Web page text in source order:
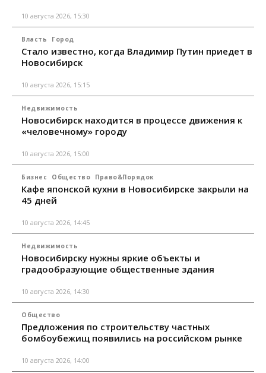
10 августа 2026, 15:30
Власть Город
Стало известно, когда Владимир Путин приедет в
Новосибирск
10 августа 2026, 15:15
Недвижимость
Новосибирск находится в процессе движения к
«человечному» городу
10 августа 2026, 15:00
Бизнес Общество Право&Порядок
Кафе японской кухни в Новосибирске закрыли на
45 дней
10 августа 2026, 14:45
Недвижимость
Новосибирску нужны яркие объекты и
градообразующие общественные здания
10 августа 2026, 14:30
Общество
Предложения по строительству частных
бомбоубежищ появились на российском рынке
10 августа 2026, 14:00